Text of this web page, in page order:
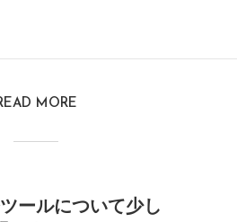
MORE
ールについて少し